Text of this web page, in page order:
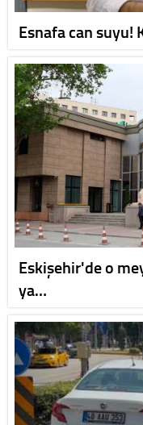
Esnafa can
Eskişehir'de o
ya…